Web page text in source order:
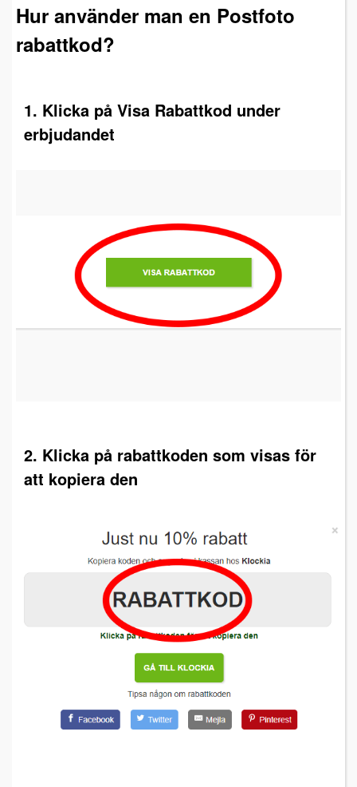
Hur använder man en Postfoto
rabattkod?
1. Klicka på Visa Rabattkod under
erbjudandet
2. Klicka på rabattkoden som visas för
att kopiera den